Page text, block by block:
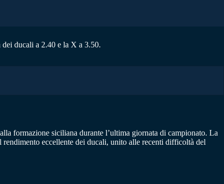
ducali a 2.40 e la X a 3.50.
formazione siciliana durante l’ultima giornata di campionato. La
eccellente dei ducali, unito alle recenti difficoltà del